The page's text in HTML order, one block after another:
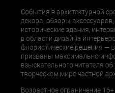
События в архитектурной
декора, обзоры
исторические здания,
в области дизайна
флористические решения —
призваны максимально
взыскательного читателя
творческом мире частной
Возрастное ограничение 16+